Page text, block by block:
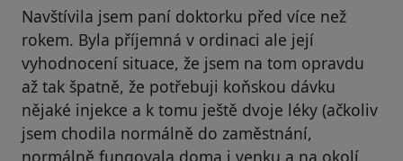
Navštívila jsem paní doktorku před více než
rokem. Byla příjemná v ordinaci ale její
vyhodnocení situace, že jsem na tom opravdu
až tak špatně, že potřebuji koňskou dávku
nějaké injekce a k tomu ještě dvoje léky (ačkoliv
jsem chodila normálně do zaměstnání,